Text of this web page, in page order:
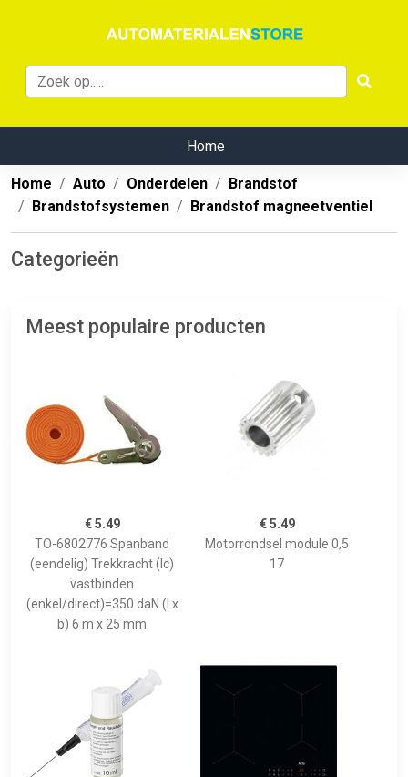
Home
Home Auto Onderdelen
Brandstof
Brandstofsystemen
Brandstof magneetventiel
Categorieën
Meest populaire producten
€ 5.49
TO-6802776 Spanband
(eendelig) Trekkracht (lc)
vastbinden
(enkel/direct)=350 daN (l x
b) 6 m x 25 mm
€ 5.49
Motorrondsel module 0,5
17